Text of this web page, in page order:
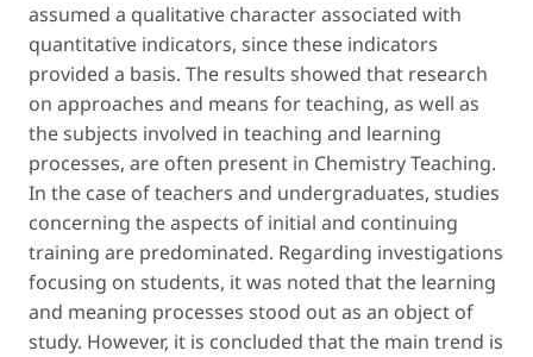
assumed a qualitative character associated with
quantitative indicators, since these indicators
provided a basis. The results showed that research
on approaches and means for teaching, as well as
the subjects involved in teaching and learning
processes, are often present in Chemistry Teaching.
In the case of teachers and undergraduates, studies
concerning the aspects of initial and continuing
training are predominated. Regarding investigations
focusing on students, it was noted that the learning
and meaning processes stood out as an object of
study. However, it is concluded that the main trend is